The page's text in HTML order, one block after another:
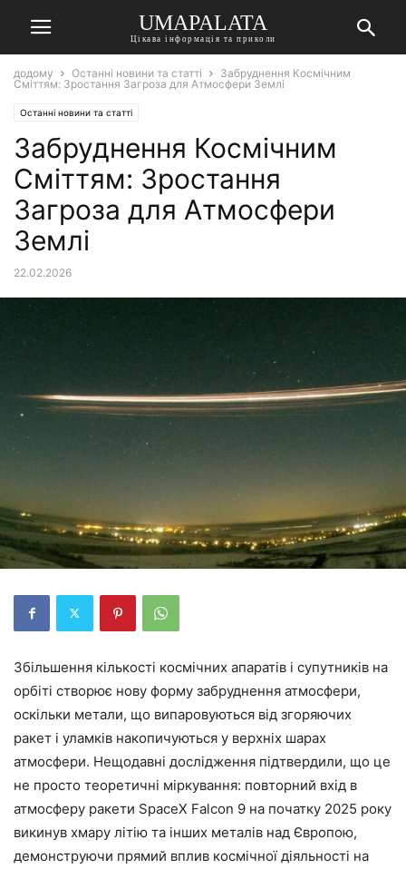
UMAPALATA
Цікава інформація та приколи
додому Останні новини та статті
Забруднення Космічним
Сміттям: Зростання Загроза для Атмосфери Землі
Останні новини та статті
Забруднення Космічним
Сміттям: Зростання
Загроза для Атмосфери
Землі
22.02.2026
Збільшення кількості космічних апаратів і супутників на
орбіті створює нову форму забруднення атмосфери,
оскільки метали, що випаровуються від згоряючих
ракет і уламків накопичуються у верхніх шарах
атмосфери. Нещодавні дослідження підтвердили, що це
не просто теоретичні міркування: повторний вхід в
атмосферу ракети SpaceX Falcon 9 на початку 2025 року
викинув хмару літію та інших металів над Європою,
демонструючи прямий вплив космічної діяльності на